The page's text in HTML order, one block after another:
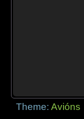
Theme:Avións